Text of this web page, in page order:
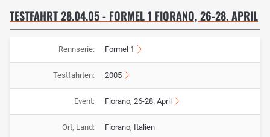
TESTFAHRT 28.04.05 - FORMEL 1 FIORANO, 26-28. APRIL
Rennserie: Formel 1
Testfahrten: 2005
Event: Fiorano, 26-28. April
Ort, Land: Fiorano, Italien